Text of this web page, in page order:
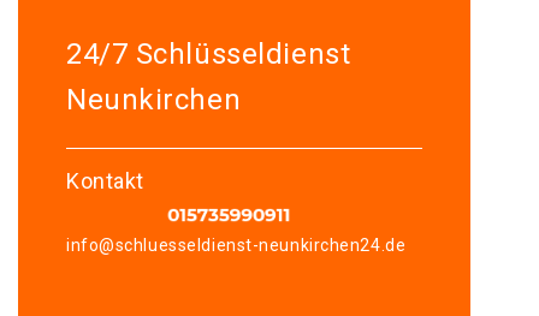
24/7 Schlüsseldienst
Neunkirchen
Kontakt
info@schluesseldienst-neunkirchen24.de